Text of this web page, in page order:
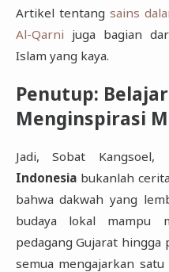
Artikel tentang sains
Al-Qarni juga bagian
Islam yang kaya.
Penutup:
Menginspirasi
Jadi, Sobat Kangsoel,
Indonesiabukanlah
bahwa dakwah yang
budaya lokal mampu
pedagang Gujarat hingga
semua mengajarkan